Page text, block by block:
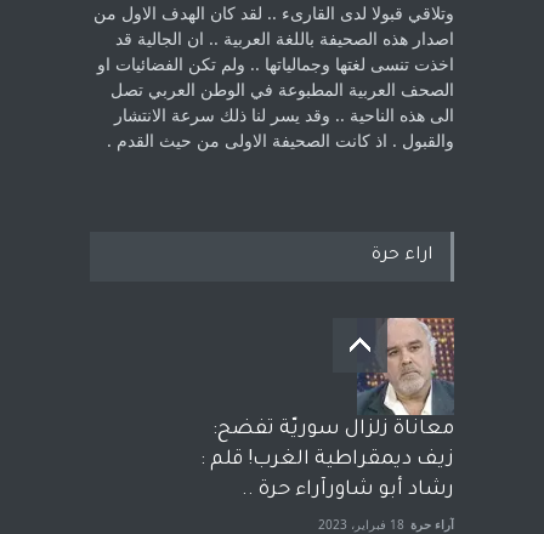
‏وتلاقي قبولا لدى القارىء ..‏ لقد كان الهدف الاول من
اصدار هذه الصحيفة باللغة العربية .. ان الجالية قد
اخذت ‏تنسى لغتها وجمالياتها .. ولم تكن الفضائيات او
الصحف العربية المطبوعة في الوطن ‏العربي تصل
الى هذه الناحية .. وقد يسر لنا ذلك سرعة الانتشار
والقبول . اذ كانت ‏الصحيفة الاولى من حيث القدم . ‏
اراء حرة
معاناة زلزال سوريّة تفضح:
زيف ديمقراطية الغرب! قلم :
رشاد أبو شاورآراء حرة ..
آراء حرة 18 فبراير، 2023